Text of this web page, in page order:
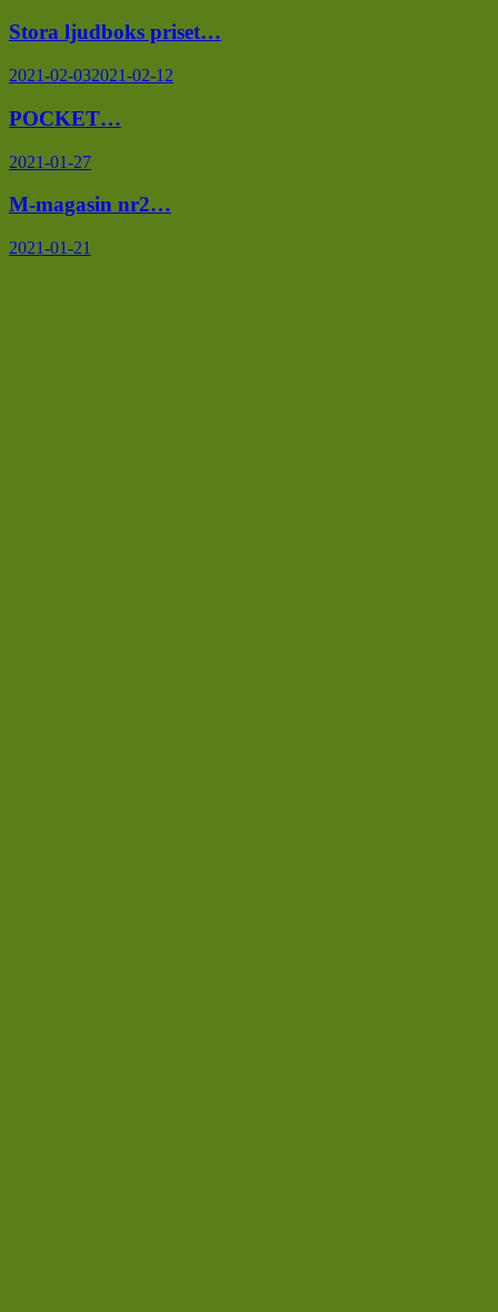
Stora ljudboks priset…
2021-02-032021-02-12
POCKET…
2021-01-27
M-magasin nr2…
2021-01-21